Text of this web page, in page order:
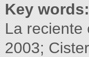
Key words:
La reciente
2003;